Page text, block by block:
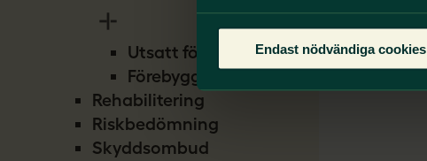
Endast nödvändiga cookies
Utsatt för hot
Förebygg hot
Rehabilitering
Riskbedömning
Skyddsombud